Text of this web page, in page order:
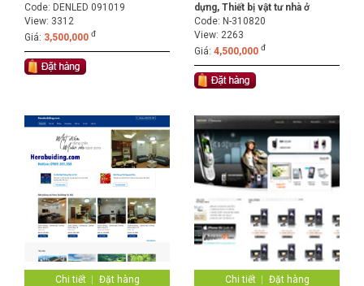
Code: DENLED 091019
View: 3312
Giá: 3,500,000 đ
dựng, Thiết bị vật tư nhà ở
Code: N-310820
View: 2263
Giá: 4,500,000 đ
Chi tiết Đặt hàng Chi tiết Đặt hàng